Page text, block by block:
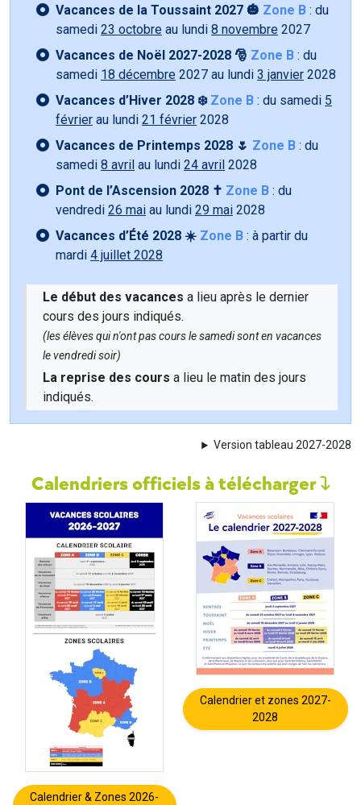
Vacances de la Toussaint 2027 🎃 Zone B : du
samedi 23 octobre au lundi 8 novembre 2027
Vacances de Noël 2027-2028 🎅 Zone B : du
samedi 18 décembre 2027 au lundi 3 janvier 2028
Vacances d’Hiver 2028 ❄️ Zone B : du samedi 5
février au lundi 21 février 2028
Vacances de Printemps 2028 🌷 Zone B : du
samedi 8 avril au lundi 24 avril 2028
Pont de l’Ascension 2028 ✝️ Zone B : du
vendredi 26 mai au lundi 29 mai 2028
Vacances d’Été 2028 ☀️ Zone B : à partir du
mardi 4 juillet 2028
Le début des vacances a lieu après le dernier
cours des jours indiqués.
(les élèves qui n'ont pas cours le samedi sont en vacances
le vendredi soir)
La reprise des cours a lieu le matin des jours
indiqués.
Version tableau 2027-2028
Calendriers officiels à télécharger
Calendrier & Zones 2026-
Calendrier et zones 2027-
2028